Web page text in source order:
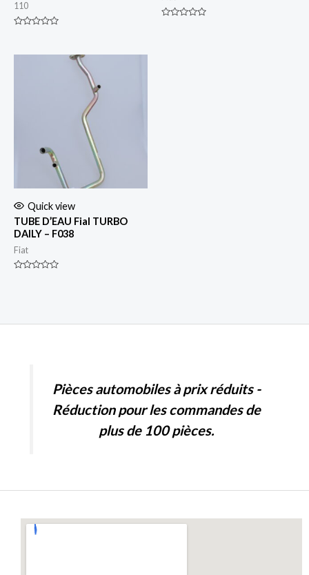
110
Quick view
TUBE D’EAU Fial TURBO
DAILY – F038
Fiat
Pièces automobiles à prix réduits -
Réduction pour les commandes de
plus de 100 pièces.